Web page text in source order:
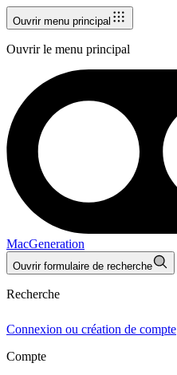
Ouvrir menu principal
Ouvrir le menu principal
MacGeneration
Ouvrir formulaire de recherche
Recherche
Connexion ou création de compte
Compte